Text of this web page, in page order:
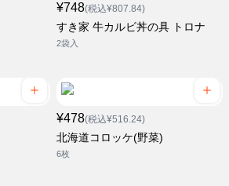
¥748(税込¥807.84)
すき家 牛カルビ丼の具 トロナ
2袋入
¥478(税込¥516.24)
北海道コロッケ(野菜)
6枚